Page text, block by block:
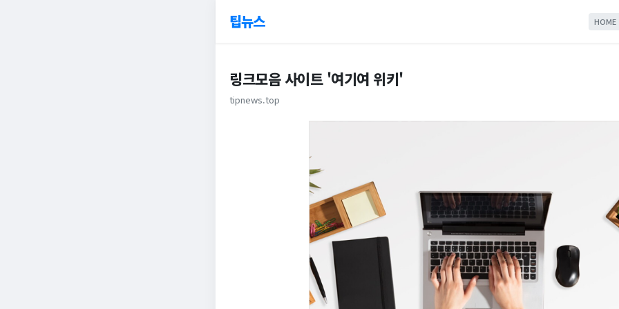
팁뉴스 HOME
링크모음 사이트 '여기여 위키'
tipnews.top